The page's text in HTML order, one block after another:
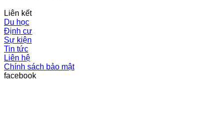
Liên kết
Du học
Định cư
Sự kiện
Tin tức
Liên hệ
Chính sách bảo mật
facebook